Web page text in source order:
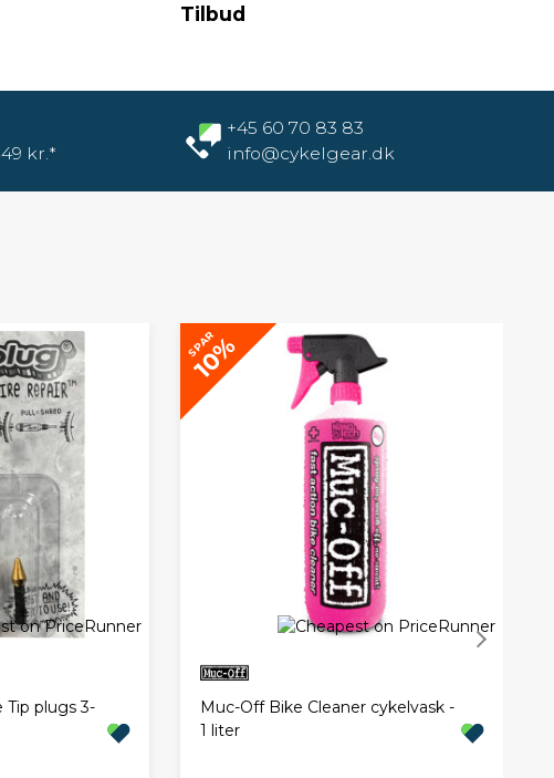
Tilbud
kr.*
+45 60 70 83 83
info@cykelgear.dk
plugs 3-
SPAR
10%
Muc-Off Bike Cleaner cykelvask -
1 liter